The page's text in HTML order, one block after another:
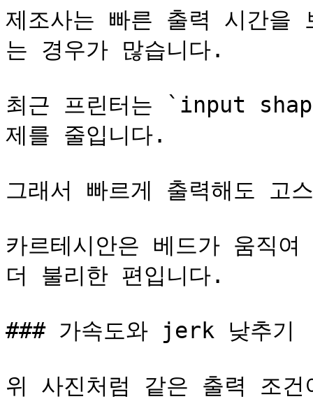
제조사는 빠른 출력 시간을
는 경우가 많습니다.
최근 프린터는 `input
제를 줄입니다.
그래서 빠르게 출력해도 고
카르테시안은 베드가 움직
더 불리한 편입니다.
### 가속도와 jerk 낮추기
위 사진처럼 같은 출력 조